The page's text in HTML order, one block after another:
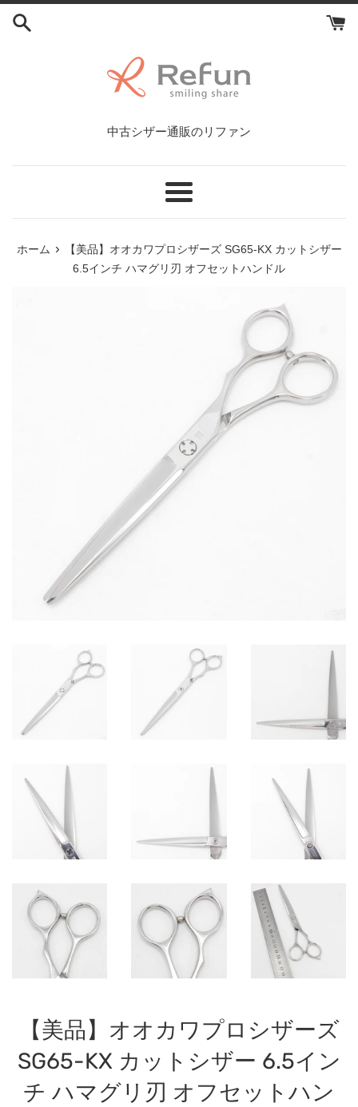
コ
中古シザー通販のリファン
メ
ー
ホーム ›
【美品】オオカワプロシザーズ SG65-KX カットシザー
6.5インチ ハマグリ刃 オフセットハンドル
【美品】オオカワプロシザーズ
SG65-KX カットシザー 6.5イン
チ ハマグリ刃 オフセットハン